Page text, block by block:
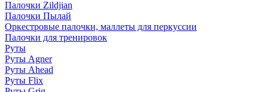
Палочки Zildjian
Палочки Пылай
Оркестровые палочки, маллеты для перкуссии
Палочки для тренировок
Руты
Руты Agner
Руты Ahead
Руты Flix